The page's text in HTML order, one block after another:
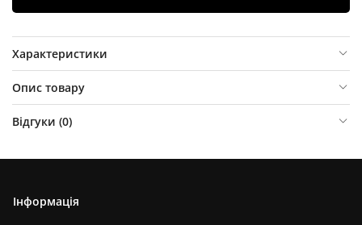
Характеристики
Опис товару
Відгуки (0)
Інформація